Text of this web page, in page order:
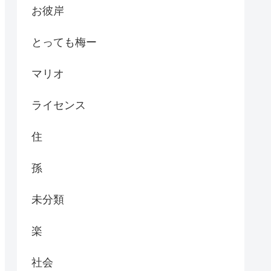
お彼岸
とっても梅ー
マリオ
ライセンス
住
孫
未分類
楽
社会